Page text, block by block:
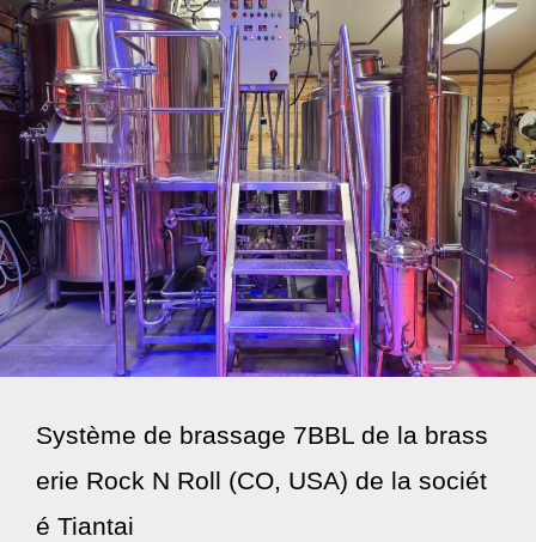
Système de brassage 7BBL de la brass
erie Rock N Roll (CO, USA) de la sociét
é Tiantai